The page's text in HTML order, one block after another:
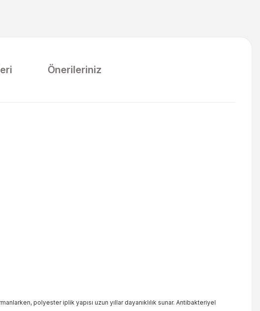
Önerileriniz
polyester iplik yapısı uzun yıllar dayanıklılık sunar. Antibakteriyel